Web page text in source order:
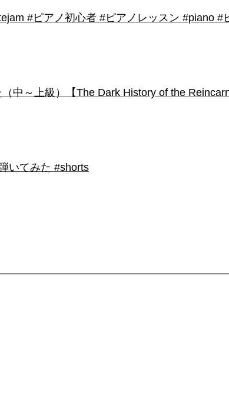
#ピアノ初心者 #ピアノレッスン #piano #
中～上級）【The Dark History of the
いてみた #shorts